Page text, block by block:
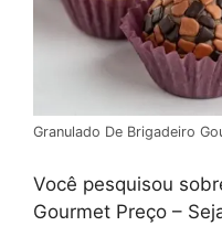
Granulado De Brigadeiro
Você pesquisou
Gourmet Preço –